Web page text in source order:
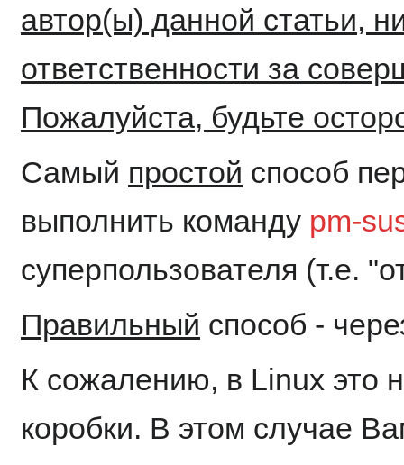
автор(ы) данной статьи,
ответственности за
Пожалуйста, будьте
Самый простой способ
выполнить команду pm-
суперпользователя (т.е.
Правильный способ -
К сожалению, в Linux это
коробки. В этом случае